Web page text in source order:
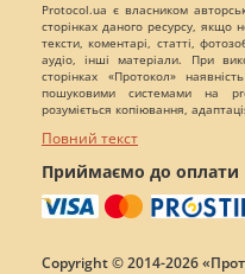
Protocol.ua є власником
сторінках даного ресурсу, якщо
тексти, коментарі, статті,
аудіо, інші матеріали. При
сторінках «Протокол»
пошуковими системами на
розуміється копіювання,
Повний текст
Приймаємо до оплати
Copyright © 2014-2026